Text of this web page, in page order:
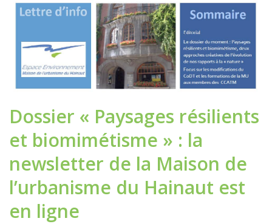
Dossier « Paysages résilients
et biomimétisme » : la
newsletter de la Maison de
l’urbanisme du Hainaut est
en ligne